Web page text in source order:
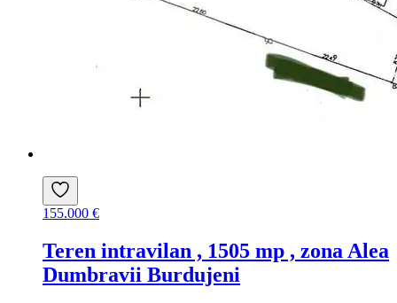
155.000 €
Teren intravilan , 1505 mp , zona Alea
Dumbravii Burdujeni